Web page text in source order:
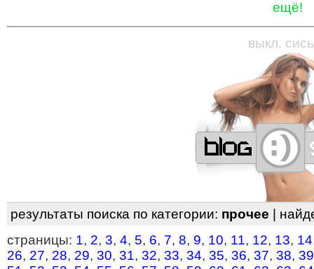
ещё!
—————————————————
выкл.
результаты поиска по категории: прочее |
страницы: 1, 2, 3, 4, 5, 6, 7, 8, 9, 10, 11, 12, 13, 14
26, 27, 28, 29, 30, 31, 32, 33, 34, 35, 36, 37, 38, 39